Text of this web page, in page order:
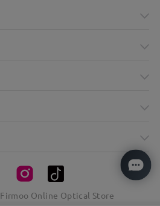
Firmoo Online Optical Store